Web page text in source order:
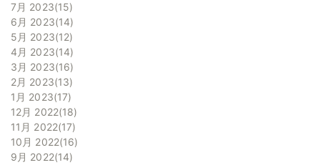
7月 2023 15
6月 2023 14
5月 2023 12
4月 2023 14
3月 2023 16
2月 2023 13
1月 2023 17
12月 2022 18
11月 2022 17
10月 2022 16
9月 2022 14